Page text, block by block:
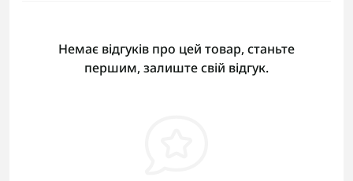
Немає відгуків про цей товар, станьте
першим, залиште свій відгук.